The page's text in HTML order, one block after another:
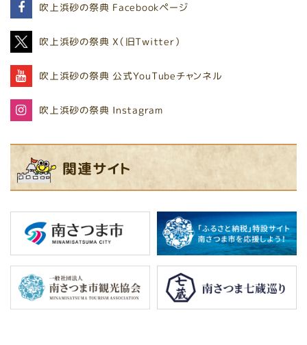
吹上浜砂の祭典 Facebookページ
吹上浜砂の祭典 X（旧Twitter）
吹上浜砂の祭典 公式YouTubeチャンネル
吹上浜砂の祭典 Instagram
関連サイト